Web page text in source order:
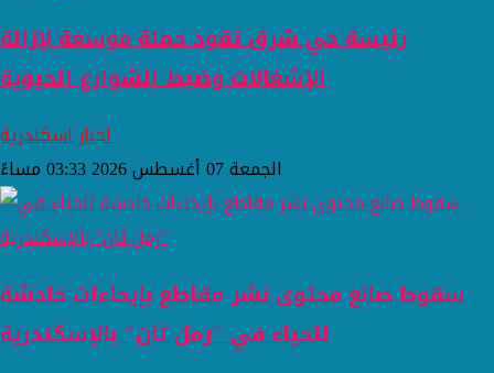
رئيسة حي شرق تقود حملة موسعة لإزالة
الإشغالات وضبط الشوارع الحيوية
اخبار اسكندرية
الجمعة 07 أغسطس 2026 03:33 مساءً
سقوط صانع محتوى نشر مقاطع بإيحاءات خادشة
للحياء في "رمل ثان" بالإسكندرية